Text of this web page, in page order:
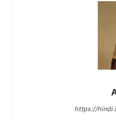
https://